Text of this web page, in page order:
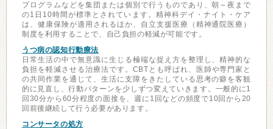
プログラムなどを集団または個別で行うものであり、朝～夜まで
の1日10時間が標準とされています。精神科デイ・ナイト・ケア
は、健康保険が適用されるほか、自立支援医療（精神通院医療）
制度を利用することで、自己負担の軽減が可能です。
うつ病の認知行動療法
日常生活の中で無意識に生じる極端な捉え方を整理し、精神的な
負担を軽減させる治療法です。CBTとも呼ばれ、医師や専門家と
の共同作業を通じて、生活に支障をきたしている思考の癖を客観
的に見直し、行動パターンを少しずつ変えていきます。一般的に1
回30分から60分程度の面接を、週に1回などの頻度で10回から20
回前後継続して行う必要があります。
コンサータの処方